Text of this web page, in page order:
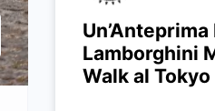
Lamborghini
Walk al